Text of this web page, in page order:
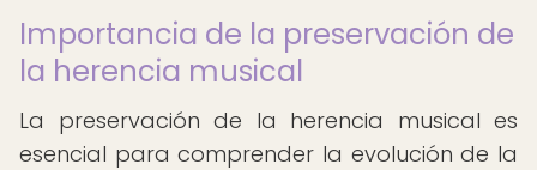
Importancia de la preservación de
la herencia musical
La preservación de la herencia musical es
esencial para comprender la evolución de la